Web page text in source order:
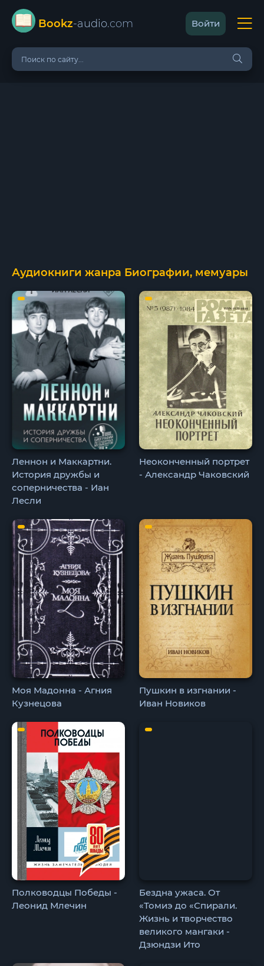
Bookz-audio.com Войти
Аудиокниги жанра Биографии, мемуары
Леннон и Маккартни.
История дружбы и
соперничества - Иан
Лесли
Неоконченный портрет
- Александр Чаковский
Моя Мадонна - Агния
Кузнецова
Пушкин в изгнании -
Иван Новиков
Полководцы Победы -
Леонид Млечин
Бездна ужаса. От
«Томиэ до «Спирали.
Жизнь и творчество
великого мангаки -
Дзюндзи Ито